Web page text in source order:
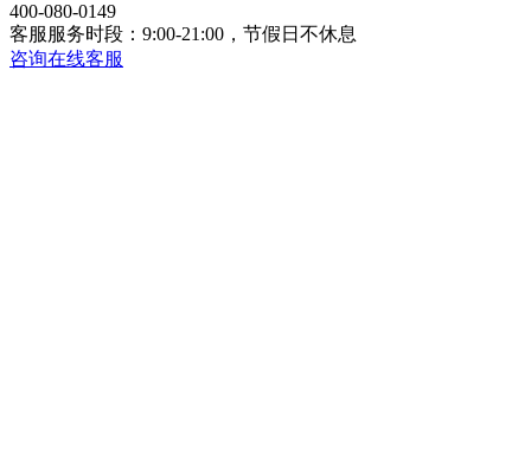
400-080-0149
客服服务时段：9:00-21:00，节假日不休息
咨询在线客服